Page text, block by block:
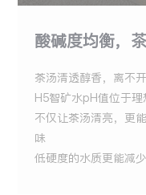
酸碱度均衡，
茶汤清透醇香，离不
H5智矿水pH值位于理
不仅让茶汤清亮，更
味
低硬度的水质更能减